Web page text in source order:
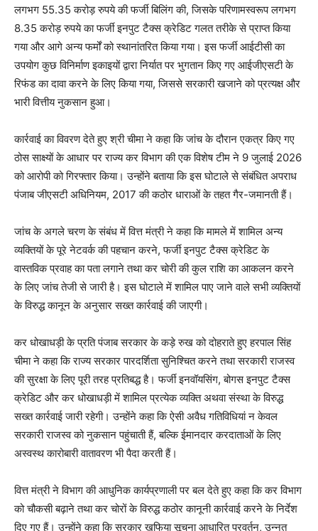
News Week
Magazine PRO
लगभग 55.35 करोड़ रुपये की फर्जी बिलिंग की, जिसके परिणामस्वरूप लगभग
8.35 करोड़ रुपये का फर्जी इनपुट टैक्स क्रेडिट गलत तरीके से प्राप्त किया
गया और आगे अन्य फर्मों को स्थानांतरित किया गया। इस फर्जी आईटीसी का
उपयोग कुछ विनिर्माण इकाइयों द्वारा निर्यात पर भुगतान किए गए आईजीएसटी के
रिफंड का दावा करने के लिए किया गया, जिससे सरकारी खजाने को प्रत्यक्ष और
भारी वित्तीय नुकसान हुआ।
कार्रवाई का विवरण देते हुए श्री चीमा ने कहा कि जांच के दौरान एकत्र किए गए
ठोस साक्ष्यों के आधार पर राज्य कर विभाग की एक विशेष टीम ने 9 जुलाई 2026
को आरोपी को गिरफ्तार किया। उन्होंने बताया कि इस घोटाले से संबंधित अपराध
पंजाब जीएसटी अधिनियम, 2017 की कठोर धाराओं के तहत गैर-जमानती हैं।
जांच के अगले चरण के संबंध में वित्त मंत्री ने कहा कि मामले में शामिल अन्य
व्यक्तियों के पूरे नेटवर्क की पहचान करने, फर्जी इनपुट टैक्स क्रेडिट के
वास्तविक प्रवाह का पता लगाने तथा कर चोरी की कुल राशि का आकलन करने
के लिए जांच तेजी से जारी है। इस घोटाले में शामिल पाए जाने वाले सभी व्यक्तियों
के विरुद्ध कानून के अनुसार सख्त कार्रवाई की जाएगी।
कर धोखाधड़ी के प्रति पंजाब सरकार के कड़े रुख को दोहराते हुए हरपाल सिंह
चीमा ने कहा कि राज्य सरकार पारदर्शिता सुनिश्चित करने तथा सरकारी राजस्व
की सुरक्षा के लिए पूरी तरह प्रतिबद्ध है। फर्जी इनवॉयसिंग, बोगस इनपुट टैक्स
क्रेडिट और कर धोखाधड़ी में शामिल प्रत्येक व्यक्ति अथवा संस्था के विरुद्ध
सख्त कार्रवाई जारी रहेगी। उन्होंने कहा कि ऐसी अवैध गतिविधियां न केवल
सरकारी राजस्व को नुकसान पहुंचाती हैं, बल्कि ईमानदार करदाताओं के लिए
अस्वस्थ कारोबारी वातावरण भी पैदा करती हैं।
वित्त मंत्री ने विभाग की आधुनिक कार्यप्रणाली पर बल देते हुए कहा कि कर विभाग
को चौकसी बढ़ाने तथा कर चोरों के विरुद्ध कठोर कानूनी कार्रवाई करने के निर्देश
दिए गए हैं। उन्होंने कहा कि सरकार खुफिया सूचना आधारित प्रवर्तन, उन्नत